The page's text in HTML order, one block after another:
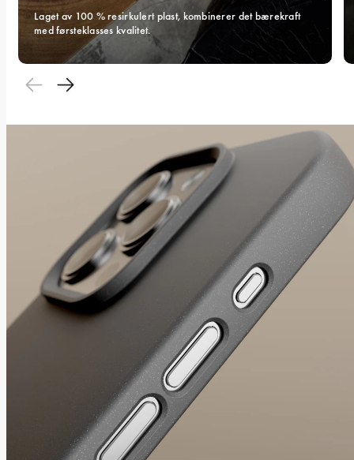
Laget av 100 % resirkulert plast, kombinerer det bærekraft
med førsteklasses kvalitet.